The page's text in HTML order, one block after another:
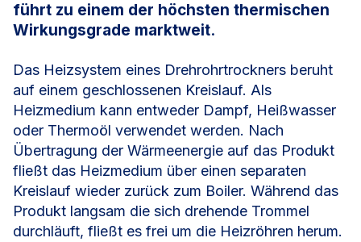
führt zu einem der höchsten thermischen
Wirkungsgrade marktweit.
Das Heizsystem eines Drehrohrtrockners beruht
auf einem geschlossenen Kreislauf. Als
Heizmedium kann entweder Dampf, Heißwasser
oder Thermoöl verwendet werden. Nach
Übertragung der Wärmeenergie auf das Produkt
fließt das Heizmedium über einen separaten
Kreislauf wieder zurück zum Boiler. Während das
Produkt langsam die sich drehende Trommel
durchläuft, fließt es frei um die Heizröhren herum.